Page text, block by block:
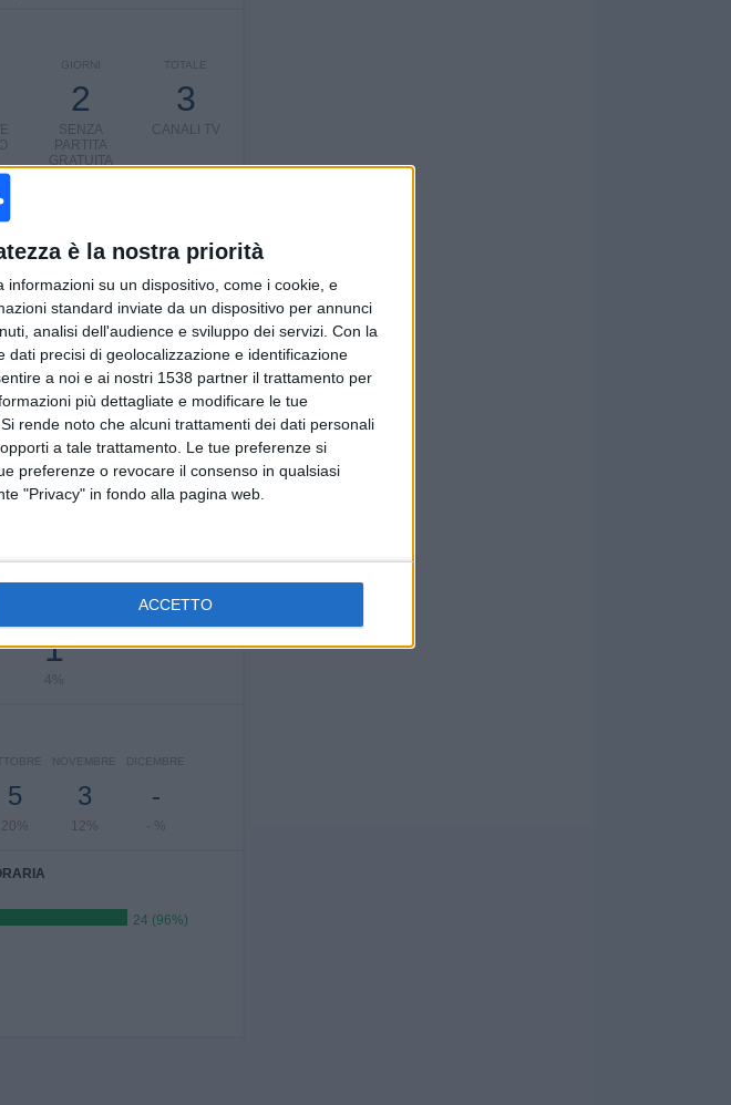
è la nostra priorità
informazioni su un dispositivo, come i cookie, e
standard inviate da un dispositivo per annunci
analisi dell'audience e sviluppo dei servizi. Con la
precisi di geolocalizzazione e identificazione
a noi e ai nostri 1538 partner il trattamento per
più dettagliate e modificare le tue
Si rende noto che alcuni trattamenti dei dati personali
a tale trattamento. Le tue preferenze si
preferenze o revocare il consenso in qualsiasi
"Privacy" in fondo alla pagina web.
ACCETTO
TOTALE
3
CANALI TV
GIORNI
2
SENZA
PARTITA
GRATUITA
19
AVVERSARI
3
VS Esteli
17 (68%)
1
4%
5
20%
NOVEMBRE
3
12%
DICEMBRE
-
- %
24 (96%)